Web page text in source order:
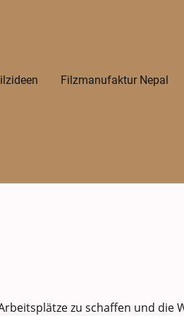
Filzmanufaktur Nepal
zu schaffen und die